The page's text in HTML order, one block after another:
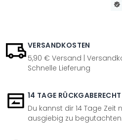
VERSANDKOSTEN
5,90 € Versand |
Schnelle Lieferung
14 TAGE RÜCKGABERECHT
Du kannst dir 14 Tage Zeit
ausgiebig zu begutachten.